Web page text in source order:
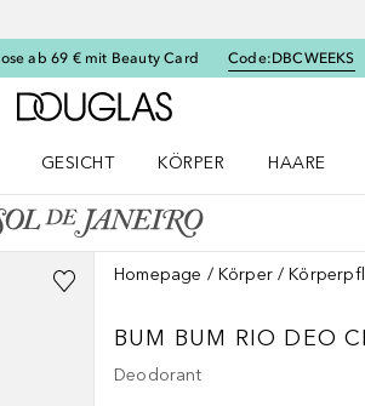
ab 69 € mit Beauty Card Code:DBCWEEKS
Zur Douglas Startseite
GESICHT
KÖRPER
HAARE
Homepage Körper
BUM BUM RIO DEO
Deodorant